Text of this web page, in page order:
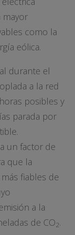
mayor
como la
eólica.
durante el
a la red
posibles y
parada por
un factor de
que la
fiables de
a la
de CO2.